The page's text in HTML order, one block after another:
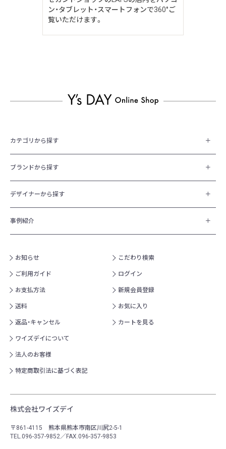
ン・タブレット・スマートフォンで360°ご
覧いただけます。
カテゴリから探す
ブランドから探す
デザイナーから探す
事例紹介
お知らせ
ご利用ガイド
お支払方法
送料
返品・キャンセル
ワイズデイについて
法人のお客様
特定商取引法に基づく表記
こだわり検索
ログイン
新規会員登録
お気に入り
カートを見る
株式会社ワイズデイ
〒861-4115 熊本県熊本市南区川尻2-5-1
TEL.096-357-9852／FAX.096-357-9853